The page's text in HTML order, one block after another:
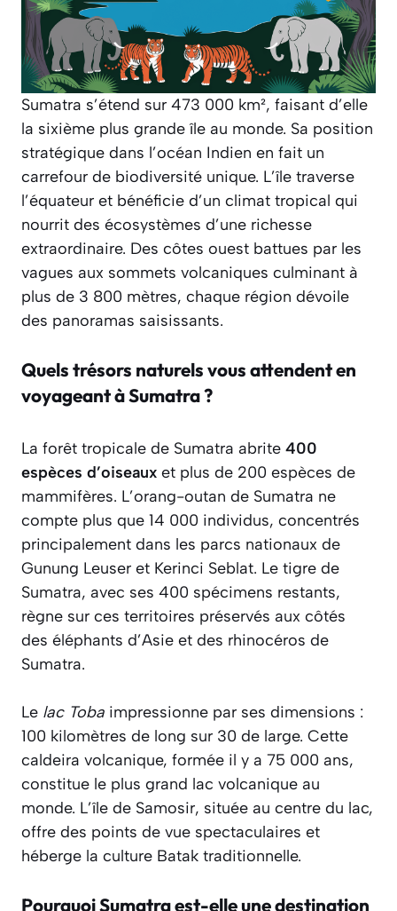
Sumatra s’étend sur 473 000 km², faisant d’elle
la sixième plus grande île au monde. Sa position
stratégique dans l’océan Indien en fait un
carrefour de biodiversité unique. L’île traverse
l’équateur et bénéficie d’un climat tropical qui
nourrit des écosystèmes d’une richesse
extraordinaire. Des côtes ouest battues par les
vagues aux sommets volcaniques culminant à
plus de 3 800 mètres, chaque région dévoile
des panoramas saisissants.
Quels trésors naturels vous attendent en
voyageant à Sumatra ?
La forêt tropicale de Sumatra abrite 400
espèces d’oiseaux et plus de 200 espèces de
mammifères. L’orang-outan de Sumatra ne
compte plus que 14 000 individus, concentrés
principalement dans les parcs nationaux de
Gunung Leuser et Kerinci Seblat. Le tigre de
Sumatra, avec ses 400 spécimens restants,
règne sur ces territoires préservés aux côtés
des éléphants d’Asie et des rhinocéros de
Sumatra.
Le lac Toba impressionne par ses dimensions :
100 kilomètres de long sur 30 de large. Cette
caldeira volcanique, formée il y a 75 000 ans,
constitue le plus grand lac volcanique au
monde. L’île de Samosir, située au centre du lac,
offre des points de vue spectaculaires et
héberge la culture Batak traditionnelle.
Pourquoi Sumatra est-elle une destination